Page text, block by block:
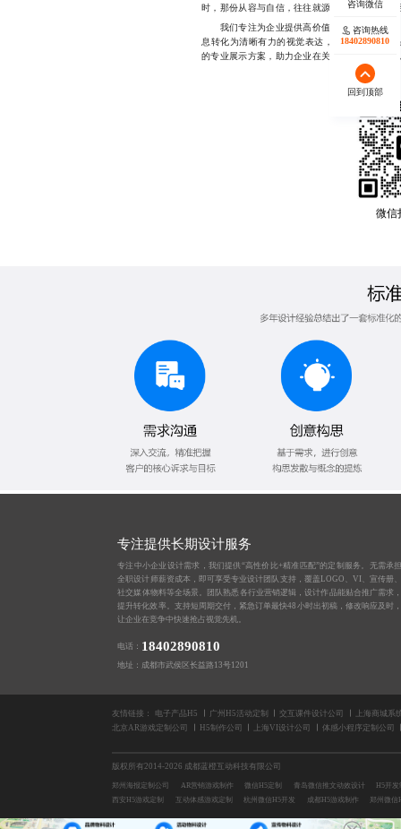
时，那份从容与自信，往往就源自于背后那一份
我们专注为企业提供高价值的PPT设计服务
息转化为清晰有力的视觉表达，注重内容逻辑
的专业展示方案，助力企业在关键场合赢得先机
微信
咨询热线
18402890810
回到顶部
专注提供长期设计服务
专注中小企业设计需求，我们提供“高性价比+精准匹配”的定制服务。无需承
全职设计师薪资成本，即可享受专业设计团队支持，覆盖LOGO、VI、宣传册
社交媒体物料等全场景。团队熟悉各行业营销逻辑，设计作品能贴合推广需求
提升转化效率。支持短周期交付，紧急订单最快48小时出初稿，修改响应及时
让企业在竞争中快速抢占视觉先机。
电话： 18402890810
地址：成都市武侯区长益路13号1201
友情链接： 电子产品H5 广州H5活动定制 交互课件设计公司
上海商城系
北京AR游戏定制公司
H5制作公司 上海VI设计公司 体感小程序定制公司
版权所有2014-2026 成都蓝橙互动科技有限公司
郑州海报定制公司 AR营销游戏制作 微信H5定制 青岛微信推文动效设计
H5开
西安H5游戏定制
互动体感游戏定制 杭州微信H5开发 成都H5游戏制作 郑州微信